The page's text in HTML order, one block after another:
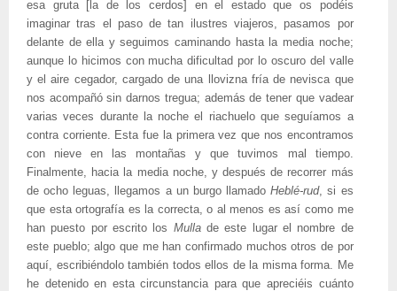
esa gruta [la de los cerdos] en el estado que os podéis
imaginar tras el paso de tan ilustres viajeros, pasamos por
delante de ella y seguimos caminando hasta la media noche;
aunque lo hicimos con mucha dificultad por lo oscuro del valle
y el aire cegador, cargado de una llovizna fría de nevisca que
nos acompañó sin darnos tregua; además de tener que vadear
varias veces durante la noche el riachuelo que seguíamos a
contra corriente. Esta fue la primera vez que nos encontramos
con nieve en las montañas y que tuvimos mal tiempo.
Finalmente, hacia la media noche, y después de recorrer más
de ocho leguas, llegamos a un burgo llamadoHeblé-rud, si es
que esta ortografía es la correcta, o al menos es así como me
han puesto por escrito los Mullade este lugar el nombre de
este pueblo; algo que me han confirmado muchos otros de por
aquí, escribiéndolo también todos ellos de la misma forma. Me
he detenido en esta circunstancia para que apreciéis cuánto